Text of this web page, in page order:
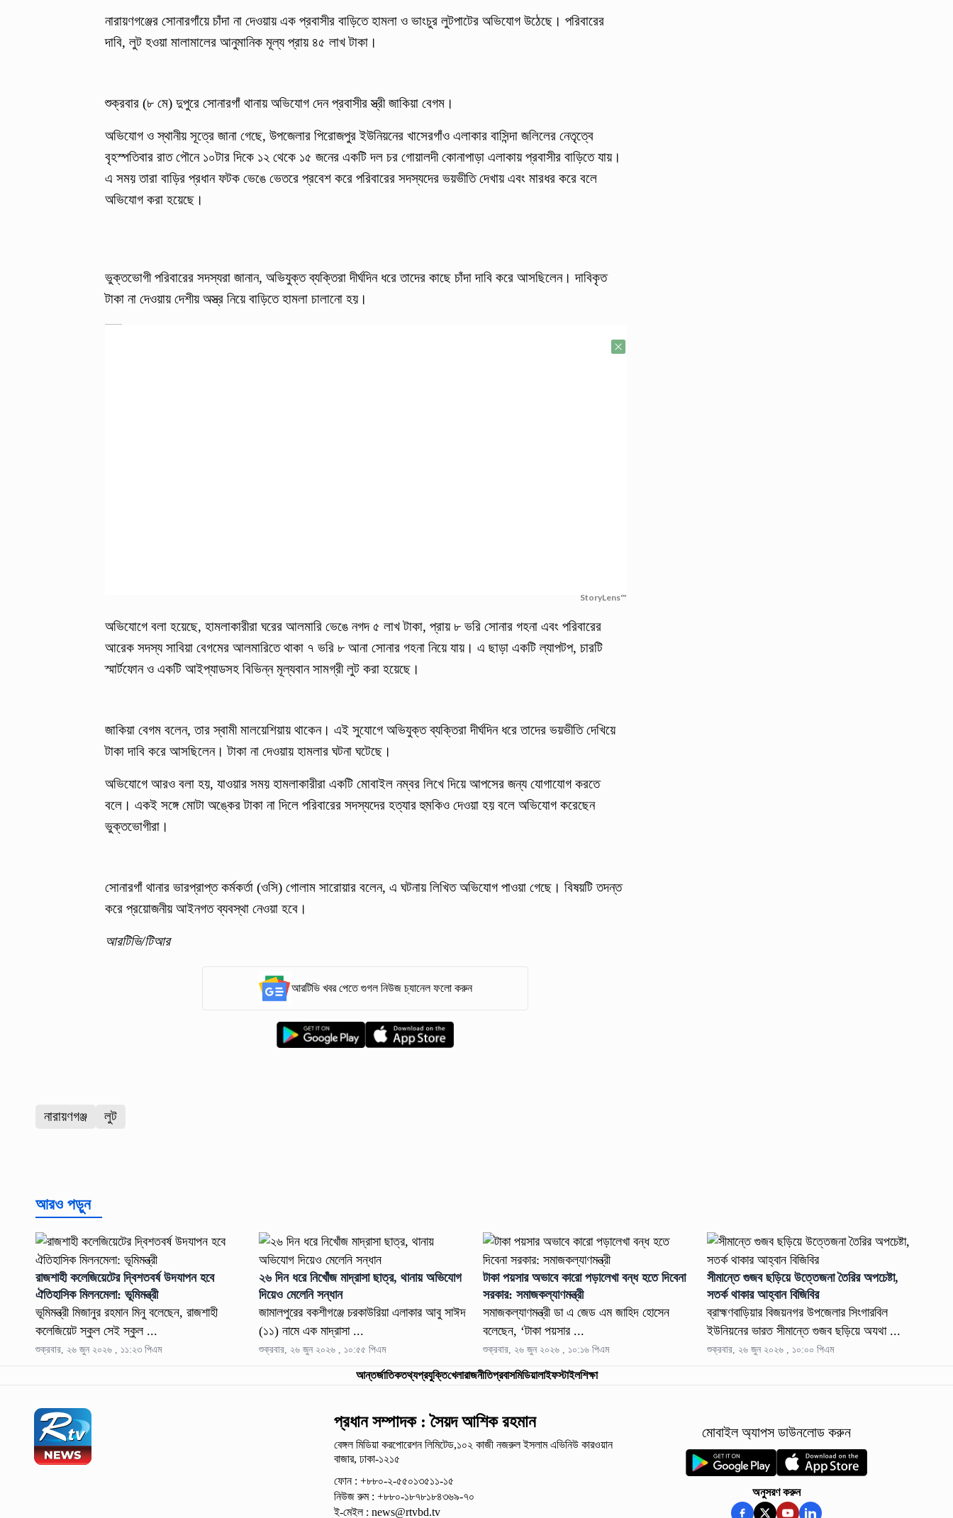
নারায়ণগঞ্জের সোনারগাঁয়ে চাঁদা না দেওয়ায় এক প্রবাসীর বাড়িতে হামলা ও ভাংচুর লুটপাটের অভিযোগ উঠেছে। পরিবারের
দাবি, লুট হওয়া মালামালের আনুমানিক মূল্য প্রায় ৪৫ লাখ টাকা।
শুক্রবার (৮ মে) দুপুরে সোনারগাঁ থানায় অভিযোগ দেন প্রবাসীর স্ত্রী জাকিয়া বেগম।
অভিযোগ ও স্থানীয় সূত্রে জানা গেছে, উপজেলার পিরোজপুর ইউনিয়নের খাসেরগাঁও এলাকার বাসিন্দা জলিলের নেতৃত্বে
বৃহস্পতিবার রাত পৌনে ১০টার দিকে ১২ থেকে ১৫ জনের একটি দল চর গোয়ালদী কোনাপাড়া এলাকায় প্রবাসীর বাড়িতে যায়।
এ সময় তারা বাড়ির প্রধান ফটক ভেঙে ভেতরে প্রবেশ করে পরিবারের সদস্যদের ভয়ভীতি দেখায় এবং মারধর করে বলে
অভিযোগ করা হয়েছে।
ভুক্তভোগী পরিবারের সদস্যরা জানান, অভিযুক্ত ব্যক্তিরা দীর্ঘদিন ধরে তাদের কাছে চাঁদা দাবি করে আসছিলেন। দাবিকৃত
টাকা না দেওয়ায় দেশীয় অস্ত্র নিয়ে বাড়িতে হামলা চালানো হয়।
StoryLens™
অভিযোগে বলা হয়েছে, হামলাকারীরা ঘরের আলমারি ভেঙে নগদ ৫ লাখ টাকা, প্রায় ৮ ভরি সোনার গহনা এবং পরিবারের
আরেক সদস্য সাবিয়া বেগমের আলমারিতে থাকা ৭ ভরি ৮ আনা সোনার গহনা নিয়ে যায়। এ ছাড়া একটি ল্যাপটপ, চারটি
স্মার্টফোন ও একটি আইপ্যাডসহ বিভিন্ন মূল্যবান সামগ্রী লুট করা হয়েছে।
জাকিয়া বেগম বলেন, তার স্বামী মালয়েশিয়ায় থাকেন। এই সুযোগে অভিযুক্ত ব্যক্তিরা দীর্ঘদিন ধরে তাদের ভয়ভীতি দেখিয়ে
টাকা দাবি করে আসছিলেন। টাকা না দেওয়ায় হামলার ঘটনা ঘটেছে।
অভিযোগে আরও বলা হয়, যাওয়ার সময় হামলাকারীরা একটি মোবাইল নম্বর লিখে দিয়ে আপসের জন্য যোগাযোগ করতে
বলে। একই সঙ্গে মোটা অঙ্কের টাকা না দিলে পরিবারের সদস্যদের হত্যার হুমকিও দেওয়া হয় বলে অভিযোগ করেছেন
ভুক্তভোগীরা।
সোনারগাঁ থানার ভারপ্রাপ্ত কর্মকর্তা (ওসি) গোলাম সারোয়ার বলেন, এ ঘটনায় লিখিত অভিযোগ পাওয়া গেছে। বিষয়টি তদন্ত
করে প্রয়োজনীয় আইনগত ব্যবস্থা নেওয়া হবে।
আরটিভি/টিআর
আরটিভি খবর পেতে গুগল নিউজ চ্যানেল ফলো করুন
নারায়ণগঞ্জ লুট
আরও পড়ুন
রাজশাহী কলেজিয়েটের দ্বিশতবর্ষ উদযাপন হবে
ঐতিহাসিক মিলনমেলা: ভূমিমন্ত্রী
ভূমিমন্ত্রী মিজানুর রহমান মিনু বলেছেন, রাজশাহী
কলেজিয়েট স্কুল সেই স্কুল ...
শুক্রবার, ২৬ জুন ২০২৬ , ১১:২৩ পিএম
২৬ দিন ধরে নিখোঁজ মাদ্রাসা ছাত্র, থানায় অভিযোগ
দিয়েও মেলেনি সন্ধান
জামালপুরের বকশীগঞ্জে চরকাউরিয়া এলাকার আবু সাঈদ
(১১) নামে এক মাদ্রাসা ...
শুক্রবার, ২৬ জুন ২০২৬ , ১০:৫৫ পিএম
টাকা পয়সার অভাবে কারো পড়ালেখা বন্ধ হতে দিবেনা
সরকার: সমাজকল্যাণমন্ত্রী
সমাজকল্যাণমন্ত্রী ডা এ জেড এম জাহিদ হোসেন
বলেছেন, ‘টাকা পয়সার ...
শুক্রবার, ২৬ জুন ২০২৬ , ১০:১৬ পিএম
সীমান্তে গুজব ছড়িয়ে উত্তেজনা তৈরির অপচেষ্টা,
সতর্ক থাকার আহ্বান বিজিবির
ব্রাহ্মণবাড়িয়ার বিজয়নগর উপজেলার সিংগারবিল
ইউনিয়নের ভারত সীমান্তে গুজব ছড়িয়ে অযথা ...
শুক্রবার, ২৬ জুন ২০২৬ , ১০:০০ পিএম
আন্তর্জাতিকতথ্যপ্রযুক্তিখেলারাজনীতিপ্রবাসমিডিয়ালাইফস্টাইলশিক্ষা
প্রধান সম্পাদক : সৈয়দ আশিক রহমান
বেঙ্গল মিডিয়া করপোরেশন লিমিটেড,১০২ কাজী নজরুল ইসলামএভিনিউ কারওয়ান
বাজার, ঢাকা-১২১৫
ফোন : +৮৮০-২-৫৫০১৩৫১১-১৫
নিউজ রুম : +৮৮০-১৮৭৮১৮৪৩৬৯-৭০
ই-মেইল : news@rtvbd.tv
মোবাইল অ্যাপস ডাউনলোড করুন
অনুসরণ করুন